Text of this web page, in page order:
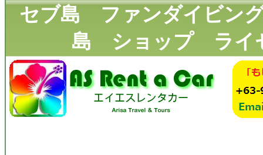
セブ島 ファンダイビン
島 ショップ ライ